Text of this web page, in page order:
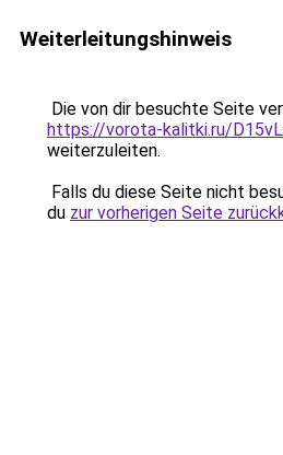
Weiterleitungshinweis
Die von dir besuchte Seite
https://vorota-kalitki.ru/
weiterzuleiten.
Falls du diese Seite nicht
du zur vorherigen Seite